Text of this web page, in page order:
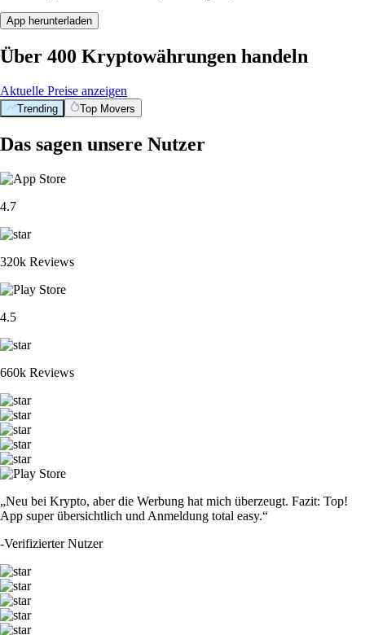
App herunterladen
Über 400 Kryptowährungen handeln
Aktuelle Preise anzeigen
Trending Top Movers
Das sagen unsere Nutzer
4.7
320k Reviews
4.5
660k Reviews
„Neu bei Krypto, aber die Werbung hat mich überzeugt. Fazit: Top!
App super übersichtlich und Anmeldung total easy.“
-Verifizierter Nutzer